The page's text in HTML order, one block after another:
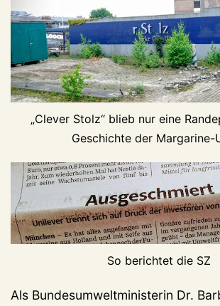
„Clever Stolz“ blieb nur eine
Geschichte der Margarine-
So berichtet die SZ
Als Bundesumweltministerin Dr.